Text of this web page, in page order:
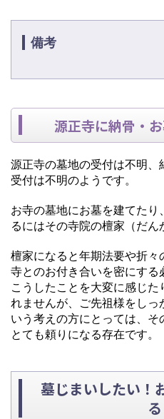
備考
源正寺に納骨・
源正寺の墓地の受付は不明
受付は不明のようです。
お寺の墓地にお墓を建てた
るにはその寺院の檀家（だん
檀家になると年期法要や折
寺とのお付き合いを密にする
こうしたことを大変に感じ
れませんが、ご先祖様をしっ
いう考えの方にとっては、
とても頼りになる存在です。
墓じまいしたい！